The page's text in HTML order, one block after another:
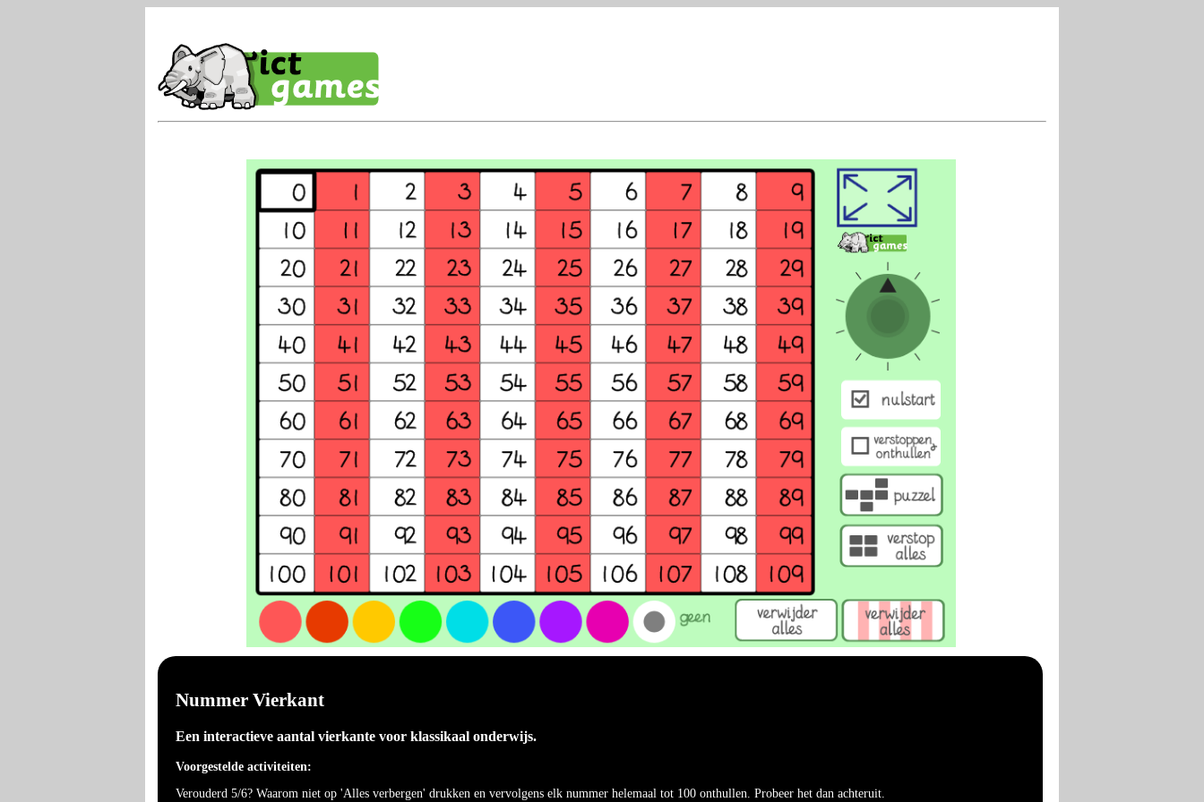
Nummer Vierkant
Een interactieve aantal vierkante voor klassikaal onderwijs.
Voorgestelde activiteiten:
Verouderd 5/6? Waarom niet op 'Alles verbergen' drukken en vervolgens elk nummer helemaal tot 100 onthullen. Probeer het dan achteruit.